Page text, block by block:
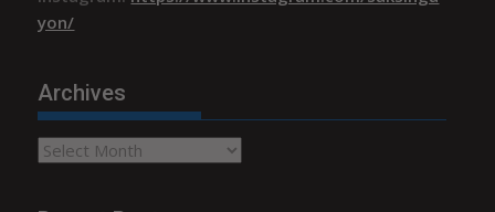
yon/
Archives
Archives